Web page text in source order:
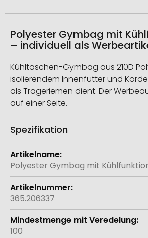
Polyester Gymbag mit
– individuell als
Kühltaschen-Gymbag aus 210D
isolierendem Innenfutter und
als Trageriemen dient. Der
auf einer Seite.
Spezifikation
Weitere
Informationen
Polyester Gymbag mit
365.206337
100